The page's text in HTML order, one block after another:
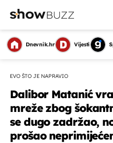
Dnevnik.hr Vijesti
EVO ŠTO JE NAPRAVIO
Dalibor Matanić
mreže zbog
se dugo zadržao,
prošao